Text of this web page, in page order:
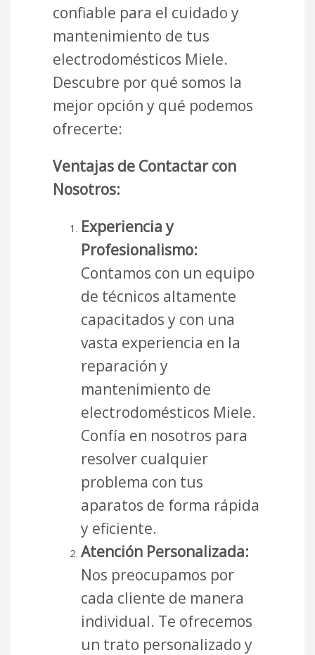
confiable para el cuidado y
mantenimiento de tus
electrodomésticos Miele.
Descubre por qué somos la
mejor opción y qué podemos
ofrecerte:
Ventajas de Contactar con
Nosotros:
Experiencia y
Profesionalismo:
Contamos con un equipo
de técnicos altamente
capacitados y con una
vasta experiencia en la
reparación y
mantenimiento de
electrodomésticos Miele.
Confía en nosotros para
resolver cualquier
problema con tus
aparatos de forma rápida
y eficiente.
Atención Personalizada:
Nos preocupamos por
cada cliente de manera
individual. Te ofrecemos
un trato personalizado y